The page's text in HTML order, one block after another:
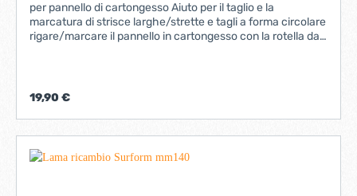
per pannello di cartongesso Aiuto per il taglio e la
marcatura di strisce larghe/strette e tagli a forma circolare
rigare/marcare il pannello in cartongesso con la rotella da
19,90 €